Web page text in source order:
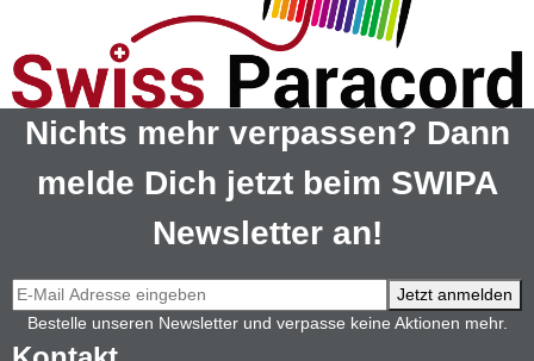
Nichts mehr verpassen? Dann
melde Dich jetzt beim SWIPA
Newsletter an!
Jetzt anmelden
Bestelle unseren Newsletter und verpasse keine Aktionen mehr.